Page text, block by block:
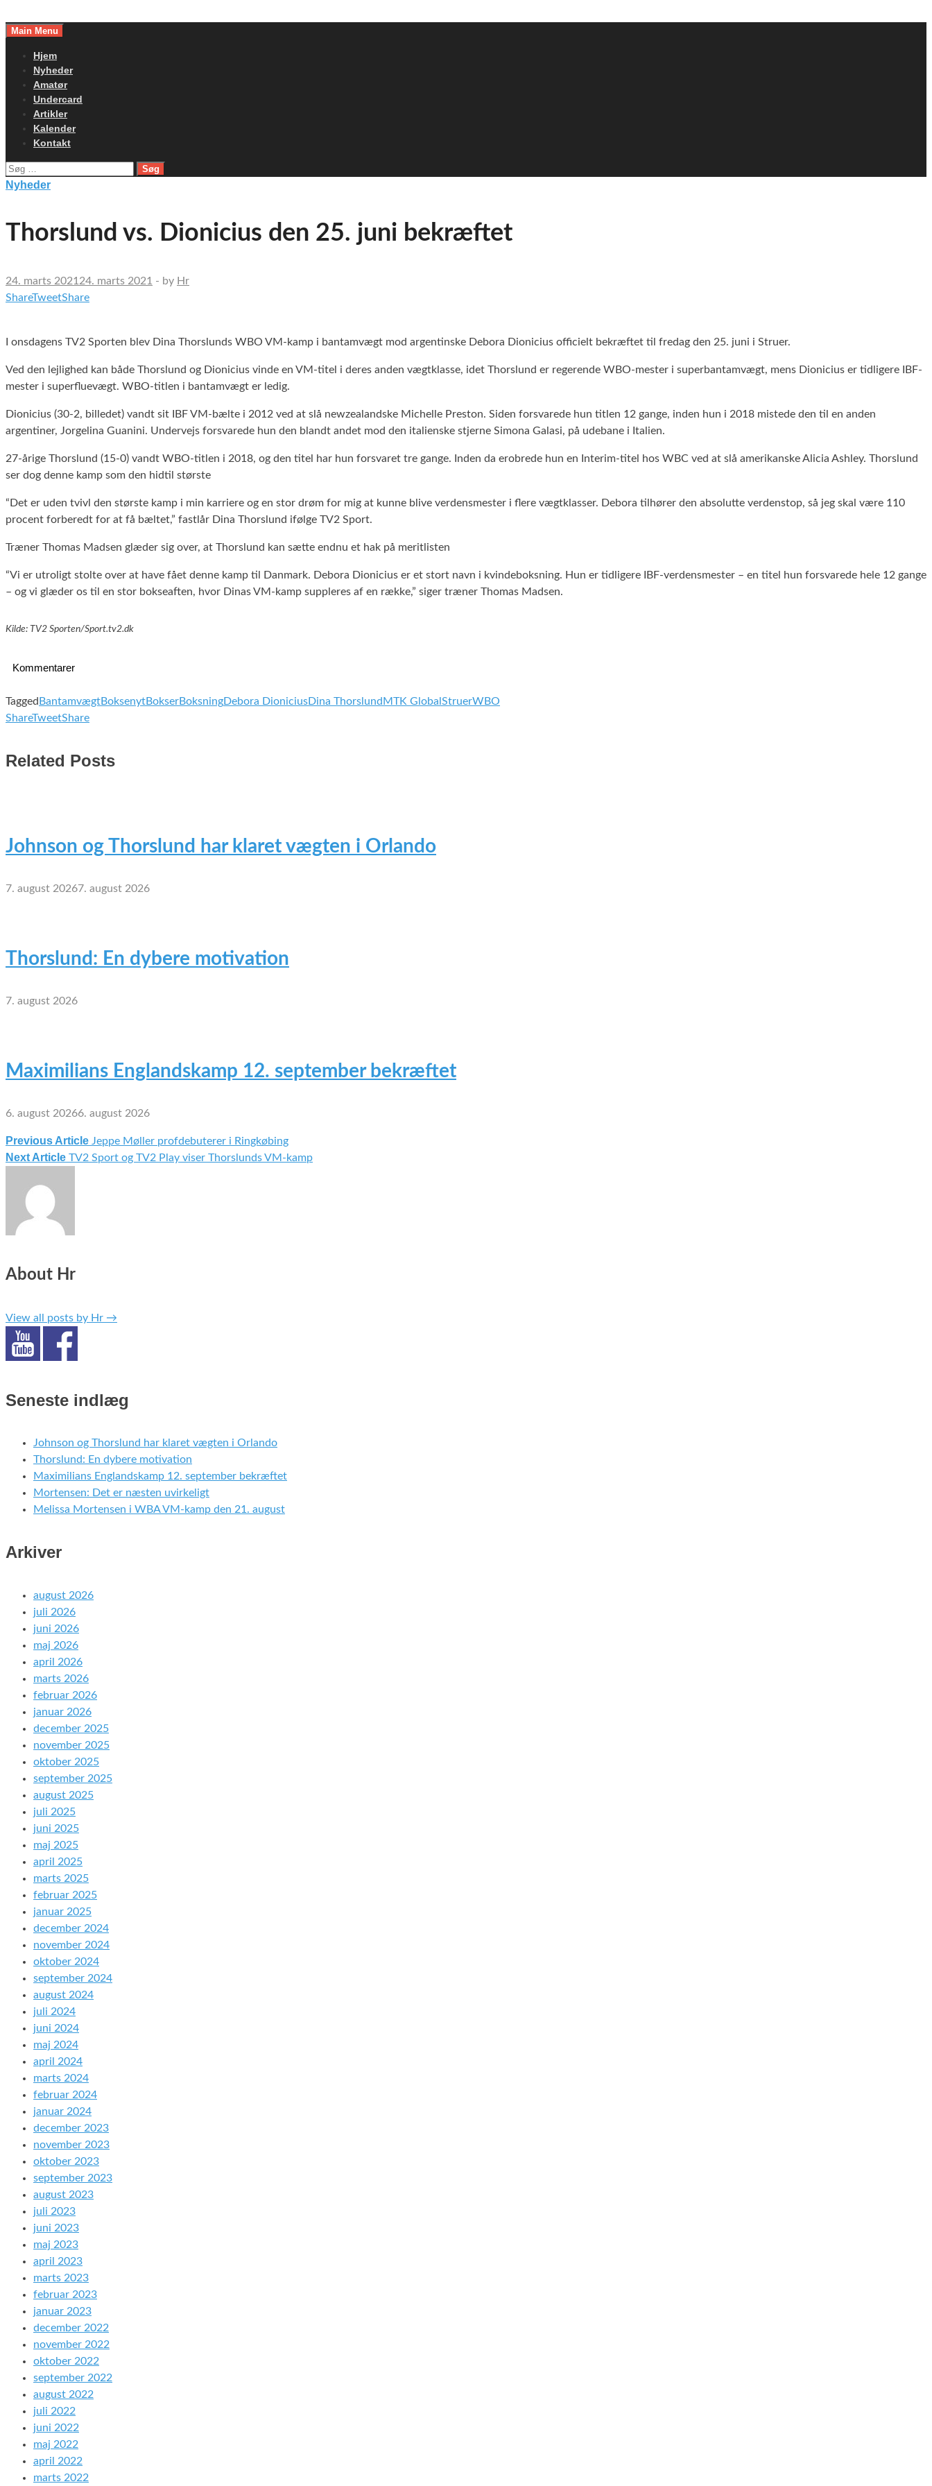
toMain Menu
Hjem
Nyheder
Amatør
Undercard
Artikler
Kalender
Kontakt
Søg
efter:
Nyheder
Thorslund vs. Dionicius den 25. juni bekræftet
24. marts 2021 24. marts 2021 - by Hr
ShareTweetShare
I onsdagens TV2 Sporten blev Dina Thorslunds WBO VM-kamp i bantamvægt mod argentinske Debora Dionicius officielt bekræftet til fredag den 25. juni i Struer.
Ved den lejlighed kan både Thorslund og Dionicius vinde en VM-titel i deres anden vægtklasse, idet Thorslund er regerende WBO-mester i superbantamvægt, mens Dionicius er tidligere IBF-
mester i superfluevægt. WBO-titlen i bantamvægt er ledig.
Dionicius (30-2, billedet) vandt sit IBF VM-bælte i 2012 ved at slå newzealandske Michelle Preston. Siden forsvarede hun titlen 12 gange, inden hun i 2018 mistede den til en anden
argentiner, Jorgelina Guanini. Undervejs forsvarede hun den blandt andet mod den italienske stjerne Simona Galasi, på udebane i Italien.
27-årige Thorslund (15-0) vandt WBO-titlen i 2018, og den titel har hun forsvaret tre gange. Inden da erobrede hun en Interim-titel hos WBC ved at slå amerikanske Alicia Ashley. Thorslund
ser dog denne kamp som den hidtil største
“Det er uden tvivl den største kamp i min karriere og en stor drøm for mig at kunne blive verdensmester i flere vægtklasser. Debora tilhører den absolutte verdenstop, så jeg skal være 110
procent forberedt for at få bæltet,” fastlår Dina Thorslund ifølge TV2 Sport.
Træner Thomas Madsen glæder sig over, at Thorslund kan sætte endnu et hak på meritlisten
“Vi er utroligt stolte over at have fået denne kamp til Danmark. Debora Dionicius er et stort navn i kvindeboksning. Hun er tidligere IBF-verdensmester – en titel hun forsvarede hele 12 gange
– og vi glæder os til en stor bokseaften, hvor Dinas VM-kamp suppleres af en række,” siger træner Thomas Madsen.
Kilde: TV2 Sporten/Sport.tv2.dk
Kommentarer
Tagged BantamvægtBoksenytBokserBoksningDebora DioniciusDina Thorslund MTK Global StruerWBO
ShareTweetShare
Related Posts
Johnson og Thorslund har klaret vægten i Orlando
7. august 20267. august 2026
Thorslund: En dybere motivation
7. august 2026
Maximilians Englandskamp 12. september bekræftet
6. august 20266. august 2026
Indlægsnavigation
Previous Article Jeppe Møller profdebuterer i Ringkøbing
Next Article TV2 Sport og TV2 Play viser Thorslunds VM-kamp
About Hr
View all posts by Hr →
Seneste indlæg
Johnson og Thorslund har klaret vægten i Orlando
Thorslund: En dybere motivation
Maximilians Englandskamp 12. september bekræftet
Mortensen: Det er næsten uvirkeligt
Melissa Mortensen i WBA VM-kamp den 21. august
Arkiver
august 2026
juli 2026
juni 2026
maj 2026
april 2026
marts 2026
februar 2026
januar 2026
december 2025
november 2025
oktober 2025
september 2025
august 2025
juli 2025
juni 2025
maj 2025
april 2025
marts 2025
februar 2025
januar 2025
december 2024
november 2024
oktober 2024
september 2024
august 2024
juli 2024
juni 2024
maj 2024
april 2024
marts 2024
februar 2024
januar 2024
december 2023
november 2023
oktober 2023
september 2023
august 2023
juli 2023
juni 2023
maj 2023
april 2023
marts 2023
februar 2023
januar 2023
december 2022
november 2022
oktober 2022
september 2022
august 2022
juli 2022
juni 2022
maj 2022
april 2022
marts 2022